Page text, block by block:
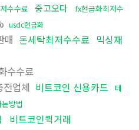
수수료 중고오다
fx현금화최저수
usdc현금화
매 돈세탁최저수수료 믹싱재
수수료
전업체 비트코인 신용카드
테
방법
비트코인퀵거래